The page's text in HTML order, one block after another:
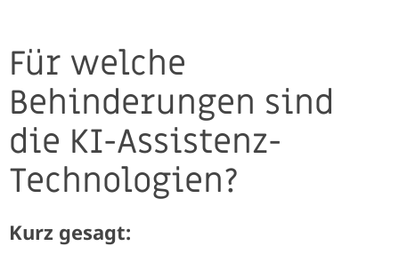
Für welche
Behinderungen sind
die KI-Assistenz-
Technologien?
Kurz gesagt: